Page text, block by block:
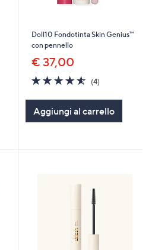
Doll10 Fondotinta Skin Genius™
con pennello
€ 37,00
4.5
of
5
Stars
(4)4
Aggiungi al carrello